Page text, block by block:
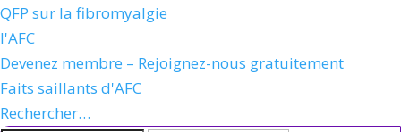
QFP sur la fibromyalgie
l'AFC
Devenez membre – Rejoignez-nous gratuitement
Faits saillants d'AFC
Rechercher…